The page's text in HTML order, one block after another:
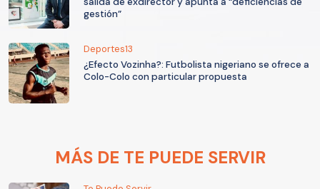
gestión”
Deportes13
¿Efecto Vozinha?: Futbolista nigeriano se ofrece a
Colo-Colo con particular propuesta
MÁS DE TE PUEDE SERVIR